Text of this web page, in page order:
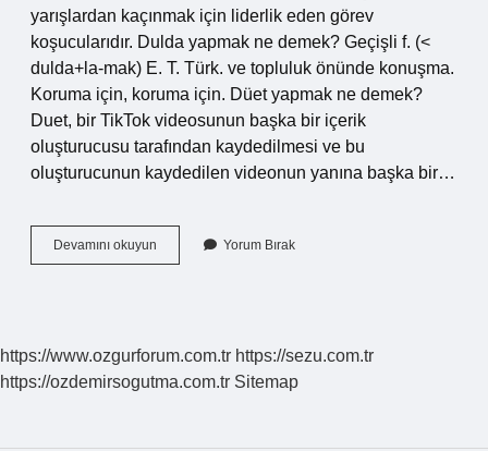
yarışlardan kaçınmak için liderlik eden görev
koşucularıdır. Dulda yapmak ne demek? Geçişli f. (<
dulda+la-mak) E. T. Türk. ve topluluk önünde konuşma.
Koruma için, koruma için. Düet yapmak ne demek?
Duet, bir TikTok videosunun başka bir içerik
oluşturucusu tarafından kaydedilmesi ve bu
oluşturucunun kaydedilen videonun yanına başka bir…
Devamını okuyun
Yapmak
Yorum Bırak
https://www.ozgurforum.com.tr https://sezu.com.tr
https://ozdemirsogutma.com.tr Sitemap